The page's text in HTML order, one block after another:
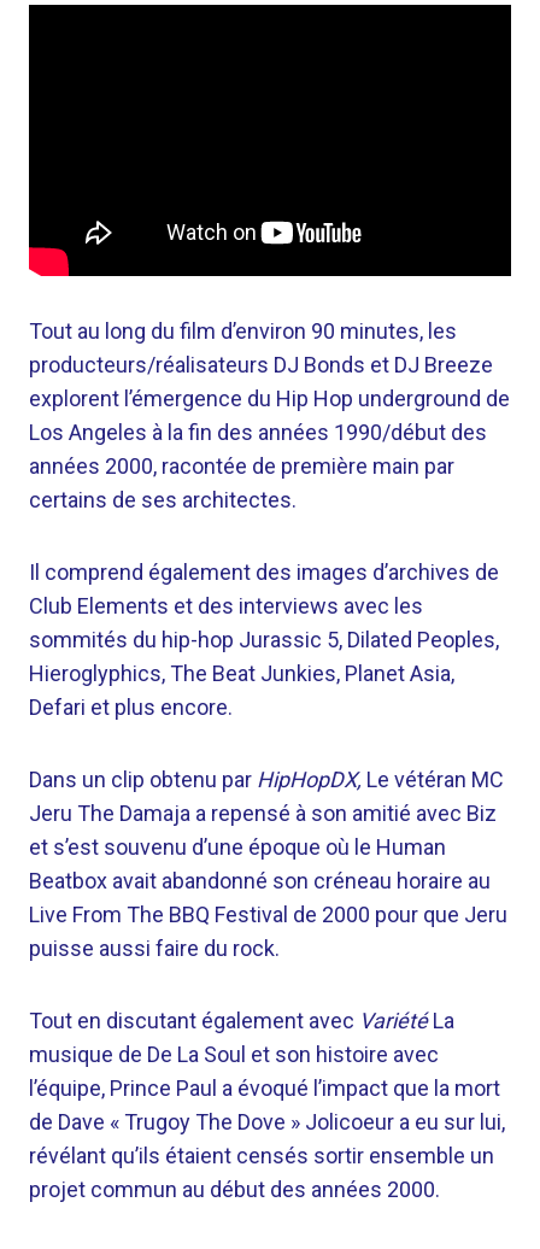
Tout au long du film d’environ 90 minutes, les
producteurs/réalisateurs DJ Bonds et DJ Breeze
explorent l’émergence du Hip Hop underground de
Los Angeles à la fin des années 1990/début des
années 2000, racontée de première main par
certains de ses architectes.
Il comprend également des images d’archives de
Club Elements et des interviews avec les
sommités du hip-hop Jurassic 5, Dilated Peoples,
Hieroglyphics, The Beat Junkies, Planet Asia,
Defari et plus encore.
Dans un clip obtenu par HipHopDX, Le vétéran MC
Jeru The Damaja a repensé à son amitié avec Biz
et s’est souvenu d’une époque où le Human
Beatbox avait abandonné son créneau horaire au
Live From The BBQ Festival de 2000 pour que Jeru
puisse aussi faire du rock.
Tout en discutant également avec VariétéLa
musique de De La Soul et son histoire avec
l’équipe, Prince Paul a évoqué l’impact que la mort
de Dave « Trugoy The Dove » Jolicoeur a eu sur lui,
révélant qu’ils étaient censés sortir ensemble un
projet commun au début des années 2000.